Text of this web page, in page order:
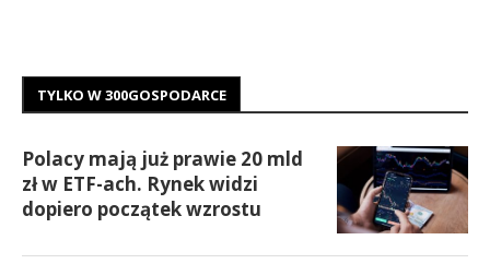
TYLKO W 300GOSPODARCE
Polacy mają już prawie 20 mld
zł w ETF-ach. Rynek widzi
dopiero początek wzrostu